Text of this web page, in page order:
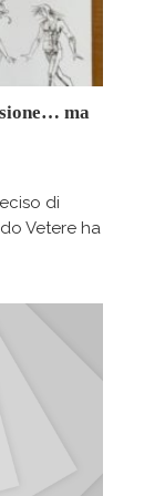
ma
di
Vetere ha